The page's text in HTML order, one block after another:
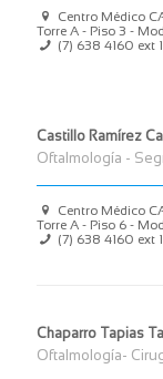
Centro Médico
Torre A - Piso 3 -
(7) 638 4160 ext
Castillo Ramírez
Oftalmología -
Centro Médico
Torre A - Piso 6 -
(7) 638 4160 ext
Chaparro Tapias
Oftalmología-